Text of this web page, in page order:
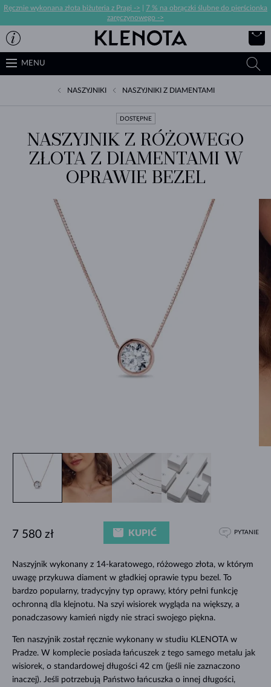
Ręcznie wykonana złota biżuteria z Pragi ->
7 % na obrączki ślubne do pierścionka
zaręczynowego ->
MENU
NASZYJNIKI NASZYJNIKI Z DIAMENTAMI
DOSTĘPNE
NASZYJNIK Z RÓŻOWEGO
ZŁOTA Z DIAMENTAMI W
OPRAWIE BEZEL
Naszyjnik wykonany z 14-karatowego, różowego złota, w którym
uwagę przykuwa diament w gładkiej oprawie typu bezel. To
bardzo popularny, tradycyjny typ oprawy, który pełni funkcję
ochronną dla klejnotu. Na szyi wisiorek wygląda na większy, a
ponadczasowy kamień nigdy nie straci swojego piękna.
Ten naszyjnik został ręcznie wykonany w studiu KLENOTA w
Pradze. W komplecie posiada łańcuszek z tego samego metalu jak
wisiorek, o standardowej długości 42 cm (jeśli nie zaznaczono
inaczej). Jeśli potrzebują Państwo łańcuszka o innej długości,
7 580 zł KUPIĆ PYTANIE